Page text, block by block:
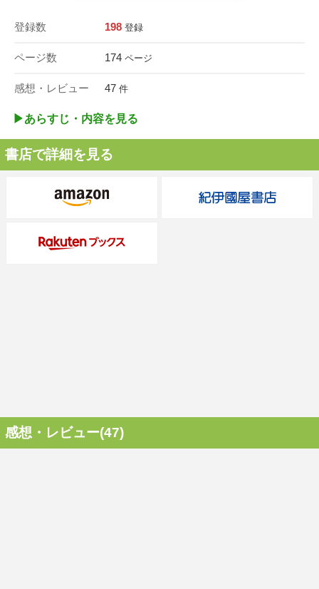
登録数 198 登録
ページ数 174 ページ
感想・レビュー 47 件
▶︎あらすじ・内容を見る
書店で詳細を見る
感想・レビュー(47)